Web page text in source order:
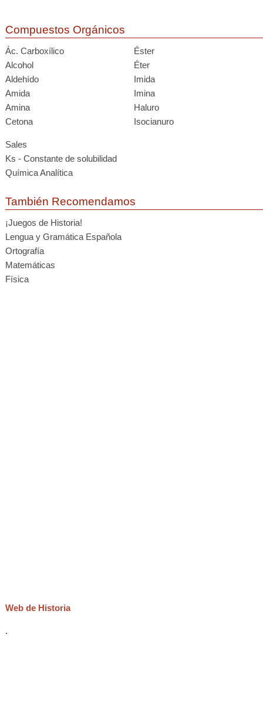
Compuestos Orgánicos
Ác. Carboxílico
Éster
Alcohol
Éter
Aldehído
Imida
Amida
Imina
Amina
Haluro
Cetona
Isocianuro
Sales
Ks - Constante de solubilidad
Química Analítica
También Recomendamos
¡Juegos de Historia!
Lengua y Gramática Española
Ortografía
Matemáticas
Física
Web de Historia
.